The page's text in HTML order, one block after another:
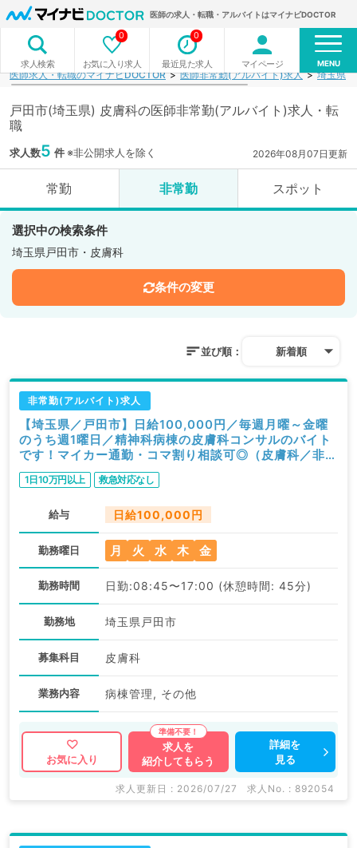
医師の求人・転職・アルバイトはマイナビDOCTOR
求人検索 お気に入り求人
0
最近見た求人
0
マイページ MENU
医師求人・転職のマイナビDOCTOR 医師非常勤(アルバイト)求人 埼玉県
戸田市(埼玉県) 皮膚科の医師非常勤(アルバイト)求人・転
職
求人数5 件※非公開求人を除く 2026年08月07日更新
常勤 非常勤 スポット
選択中の検索条件
埼玉県戸田市・皮膚科
条件の変更
並び順： 新着順
非常勤(アルバイト)求人
【埼玉県／戸田市】日給100,000円／毎週月曜～金曜
のうち週1曜日／精神科病棟の皮膚科コンサルのバイト
です！マイカー通勤・コマ割り相談可◎（皮膚科／非常
勤）
1日10万円以上 救急対応なし
給与 日給100,000円
勤務曜日 月 火 水 木 金
勤務時間 日勤:08:45〜17:00 (休憩時間: 45分)
勤務地 埼玉県戸田市
募集科目 皮膚科
業務内容 病棟管理, その他
お気に入り
求人を
紹介してもらう
詳細を
見る
求人更新日 : 2026/07/27 求人No. : 892054